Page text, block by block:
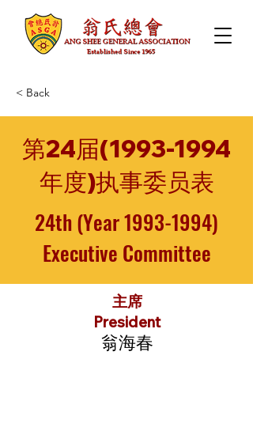
< Back
第24届(1993-1994
年度)执事委员表
24th (Year1993-1994)
Executive Committee
主席
President
翁海春